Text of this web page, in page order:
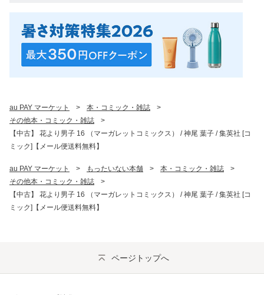
au PAY マーケット > 本・コミック・雑誌
>
その他本・コミック・雑誌
>
【中古】 花より男子 16 （マーガレットコミックス） / 神尾 葉子 / 集英社 [コ
ミック]【メール便送料無料】
au PAY マーケット > もったいない本舗 > 本・コミック・雑誌
>
その他本・コミック・雑誌
>
【中古】 花より男子 16 （マーガレットコミックス） / 神尾 葉子 / 集英社 [コ
ミック]【メール便送料無料】
ページトップへ